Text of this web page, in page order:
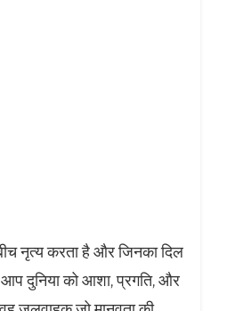
नृत्य करता है और जिनका दिल
दुनिया को आशा, प्रगति, और